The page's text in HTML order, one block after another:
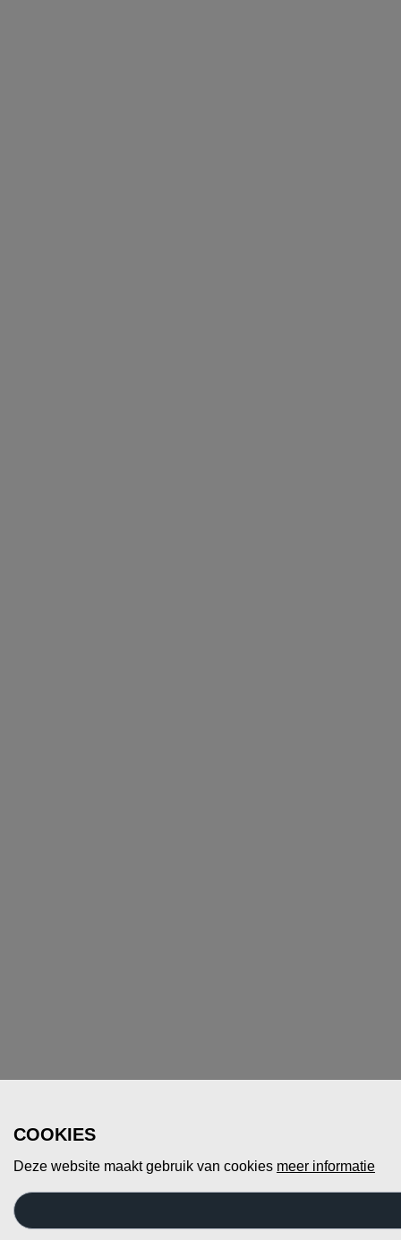
COOKIES
Deze website maakt gebruik van cookies meer informatie